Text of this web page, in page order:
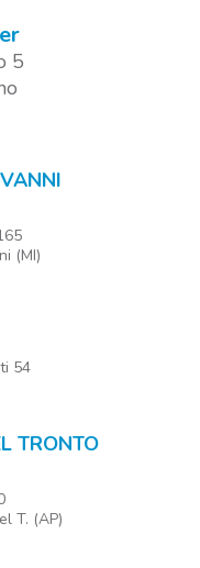
5
(MI)
54
TRONTO
T. (AP)